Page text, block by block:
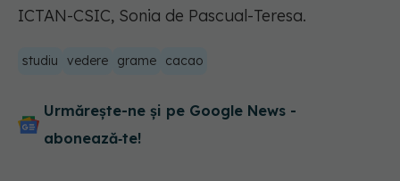
ICTAN-CSIC, Sonia de Pascual-Teresa.
studiu vedere grame cacao
Urmărește-ne și pe Google News -
abonează‑te!